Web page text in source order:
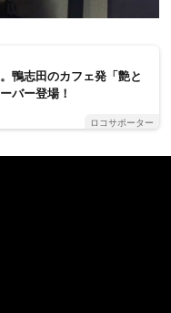
鴨志田のカフェ発「艶と
バー登場！
ロコサポーター